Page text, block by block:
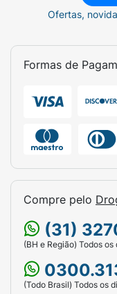
Ofertas,
Formas de
Compre pelo
(31)
(BH e Região) Todos
(Todo Brasil) Todos os